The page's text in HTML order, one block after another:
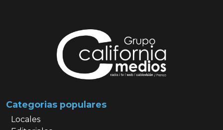
Categorias populares
Locales